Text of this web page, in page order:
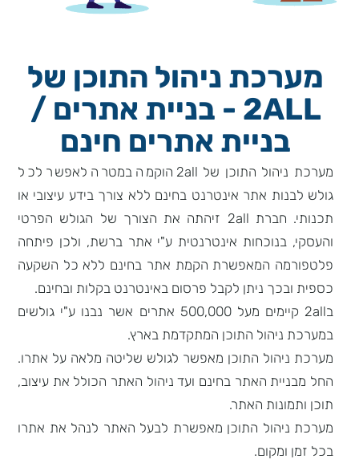
מערכת ניהול התוכן של
2ALL - בניית אתרים /
בניית אתרים חינם
מערכת ניהול התוכן של 2all הוקמה במטרה לאפשר לכל
גולש לבנות אתר אינטרנט בחינם ללא צורך בידע עיצובי או
תכנותי. חברת 2all זיהתה את הצורך של הגולש הפרטי
והעסקי, בנוכחות אינטרנטית ע"י אתר ברשת, ולכן פיתחה
פלטפורמה המאפשרת הקמת אתר בחינם ללא כל השקעה
כספית ובכך ניתן לקבל פרסום באינטרנט בקלות ובחינם.
ב2all קיימים מעל 500,000 אתרים אשר נבנו ע"י גולשים
במערכת ניהול התוכן המתקדמת בארץ.
מערכת ניהול התוכן מאפשר לגולש שליטה מלאה על אתרו.
החל מבניית האתר בחינם ועד ניהול האתר הכולל את עיצוב,
תוכן ותמונות האתר.
מערכת ניהול התוכן מאפשרת לבעל האתר לנהל את אתרו
בכל זמן ומקום.